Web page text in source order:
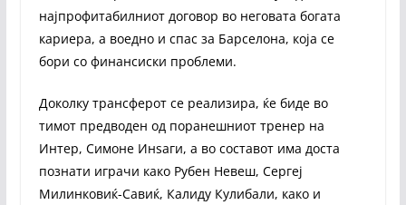
најпрофитабилниот договор во неговата богата
кариера, а воедно и спас за Барселона, која се
бори со финансиски проблеми.
Доколку трансферот се реализира, ќе биде во
тимот предводен од поранешниот тренер на
Интер, Симоне Инѕаги, а во составот има доста
познати играчи како Рубен Невеш, Сергеј
Милинковиќ-Савиќ, Калиду Кулибали, како и